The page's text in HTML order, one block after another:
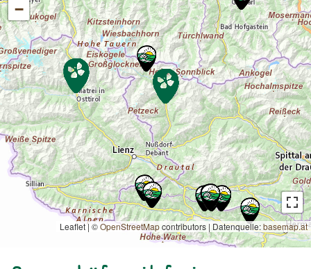
−
Leaflet | ©OpenStreetMapcontributors | Datenquelle:basemap.at